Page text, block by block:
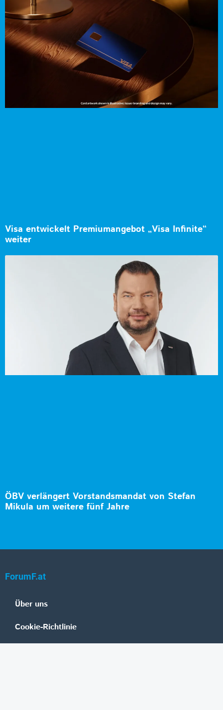
Visa entwickelt Premiumangebot „Visa Infinite“
weiter
ÖBV verlängert Vorstandsmandat von Stefan
Mikula um weitere fünf Jahre
ForumF.at
Über uns
Cookie-Richtlinie